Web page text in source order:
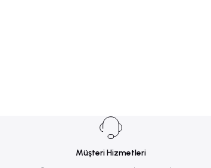
Müşteri Hizmetleri